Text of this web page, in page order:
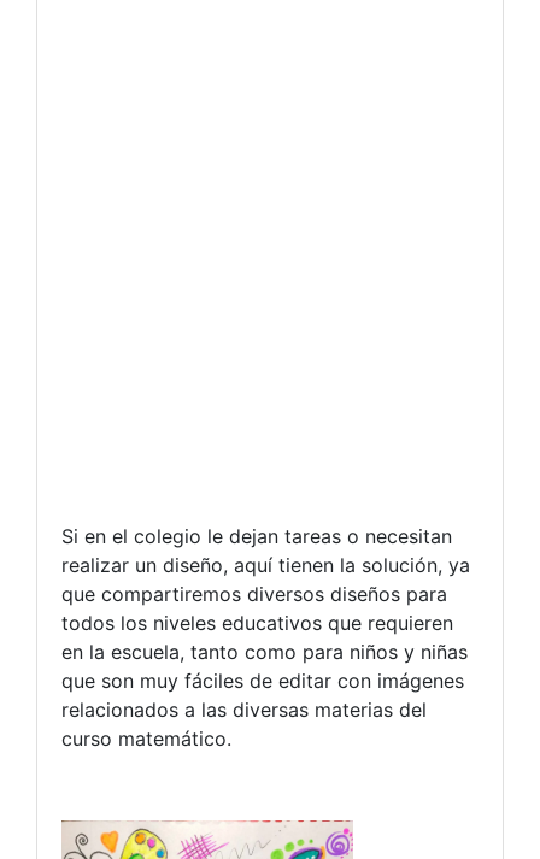
Si en el colegio le dejan tareas o necesitan
realizar un diseño, aquí tienen la solución, ya
que compartiremos diversos diseños para
todos los niveles educativos que requieren
en la escuela, tanto como para niños y niñas
que son muy fáciles de editar con imágenes
relacionados a las diversas materias del
curso matemático.